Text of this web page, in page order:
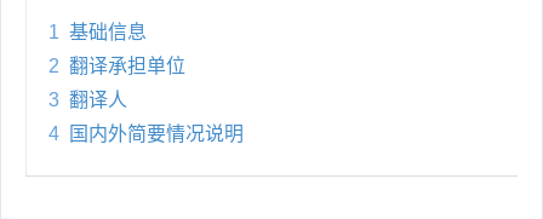
1 基础信息
2 翻译承担单位
3 翻译人
4
国内外简要情况说明